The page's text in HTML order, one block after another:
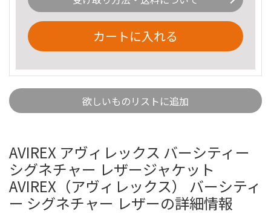
カートに入れる
欲しいものリストに追加
AVIREX アヴィレックス バーシティー
シグネチャー レザージャケット
AVIREX（アヴィレックス） バーシティ
ー シグネチャー レザーの詳細情報